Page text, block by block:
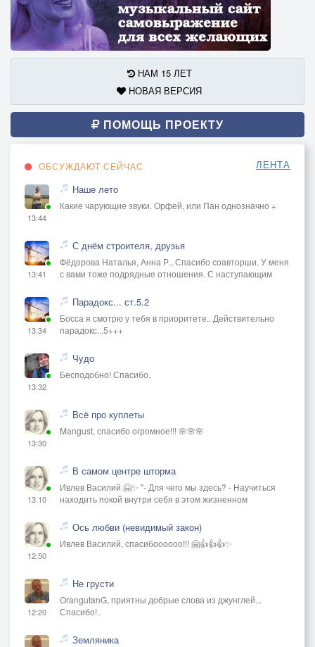
НАМ 15 ЛЕТ
НОВАЯ ВЕРСИЯ
ПОМОЩЬ ПРОЕКТУ
ОБСУЖДАЮТ СЕЙЧАС ЛЕНТА
13:44
Наше лето
Какие чарующие звуки. Орфей, или Пан однозначно +
13:41
С днём строителя, друзья
Фёдорова Наталья, Анна Р., Спасибо соавторши. У меня
с вами тоже подрядные отношения. С наступающим
13:34
Парадокс... ст.5.2
Босса я смотрю у тебя в приоритете.. Действительно
парадокс...5+++
13:32
Чудо
Бесподобно! Спасибо.
13:30
Всё про куплеты
Mangust, спасибо огромное!!! 🌸🌸🌸
13:10
В самом центре шторма
Ивлев Василий 🤗✨ "- Для чего мы здесь? - Научиться
находить покой внутри себя в этом жизненном
12:50
Ось любви (невидимый закон)
Ивлев Василий, спасибоооооо!!! 🤗👍👍👍✨
12:20
Не грусти
OrangutanG, приятны добрые слова из джунглей...
Спасибо!..
Земляника